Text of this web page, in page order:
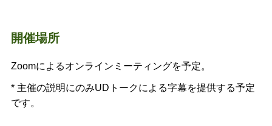
開催場所
Zoomによるオンラインミーティングを予定。
* 主催の説明にのみUDトークによる字幕を提供する予定
です。